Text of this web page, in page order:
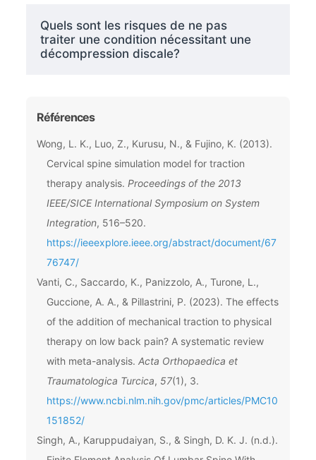
Quels sont les risques de ne pas
traiter une condition nécessitant une
décompression discale?
Références
Wong, L. K., Luo, Z., Kurusu, N., & Fujino, K. (2013).
Cervical spine simulation model for traction
therapy analysis. Proceedings of the 2013
IEEE/SICE International Symposium on System
Integration, 516–520.
https://ieeexplore.ieee.org/abstract/document/67
76747/
Vanti, C., Saccardo, K., Panizzolo, A., Turone, L.,
Guccione, A. A., & Pillastrini, P. (2023). The effects
of the addition of mechanical traction to physical
therapy on low back pain? A systematic review
with meta-analysis. Acta Orthopaedica et
Traumatologica Turcica, 57(1), 3.
https://www.ncbi.nlm.nih.gov/pmc/articles/PMC10
151852/
Singh, A., Karuppudaiyan, S., & Singh, D. K. J. (n.d.).